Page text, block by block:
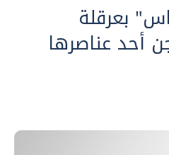
بعرقلة
أحد عناصرها